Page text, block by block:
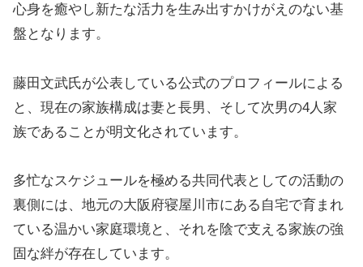
心身を癒やし新たな活力を生み出すかけがえのない基
盤となります。
藤田文武氏が公表している公式のプロフィールによる
と、現在の家族構成は妻と長男、そして次男の4人家
族であることが明文化されています。
多忙なスケジュールを極める共同代表としての活動の
裏側には、地元の大阪府寝屋川市にある自宅で育まれ
ている温かい家庭環境と、それを陰で支える家族の強
固な絆が存在しています。